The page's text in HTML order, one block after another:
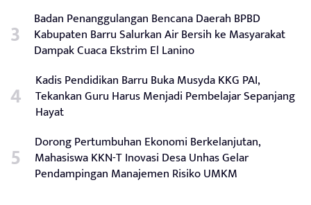
Badan Penanggulangan Bencana Daerah BPBD
Kabupaten Barru Salurkan Air Bersih ke Masyarakat
Dampak Cuaca Ekstrim El Lanino
Kadis Pendidikan Barru Buka Musyda KKG PAI,
Tekankan Guru Harus Menjadi Pembelajar Sepanjang
Hayat
Dorong Pertumbuhan Ekonomi Berkelanjutan,
Mahasiswa KKN-T Inovasi Desa Unhas Gelar
Pendampingan Manajemen Risiko UMKM